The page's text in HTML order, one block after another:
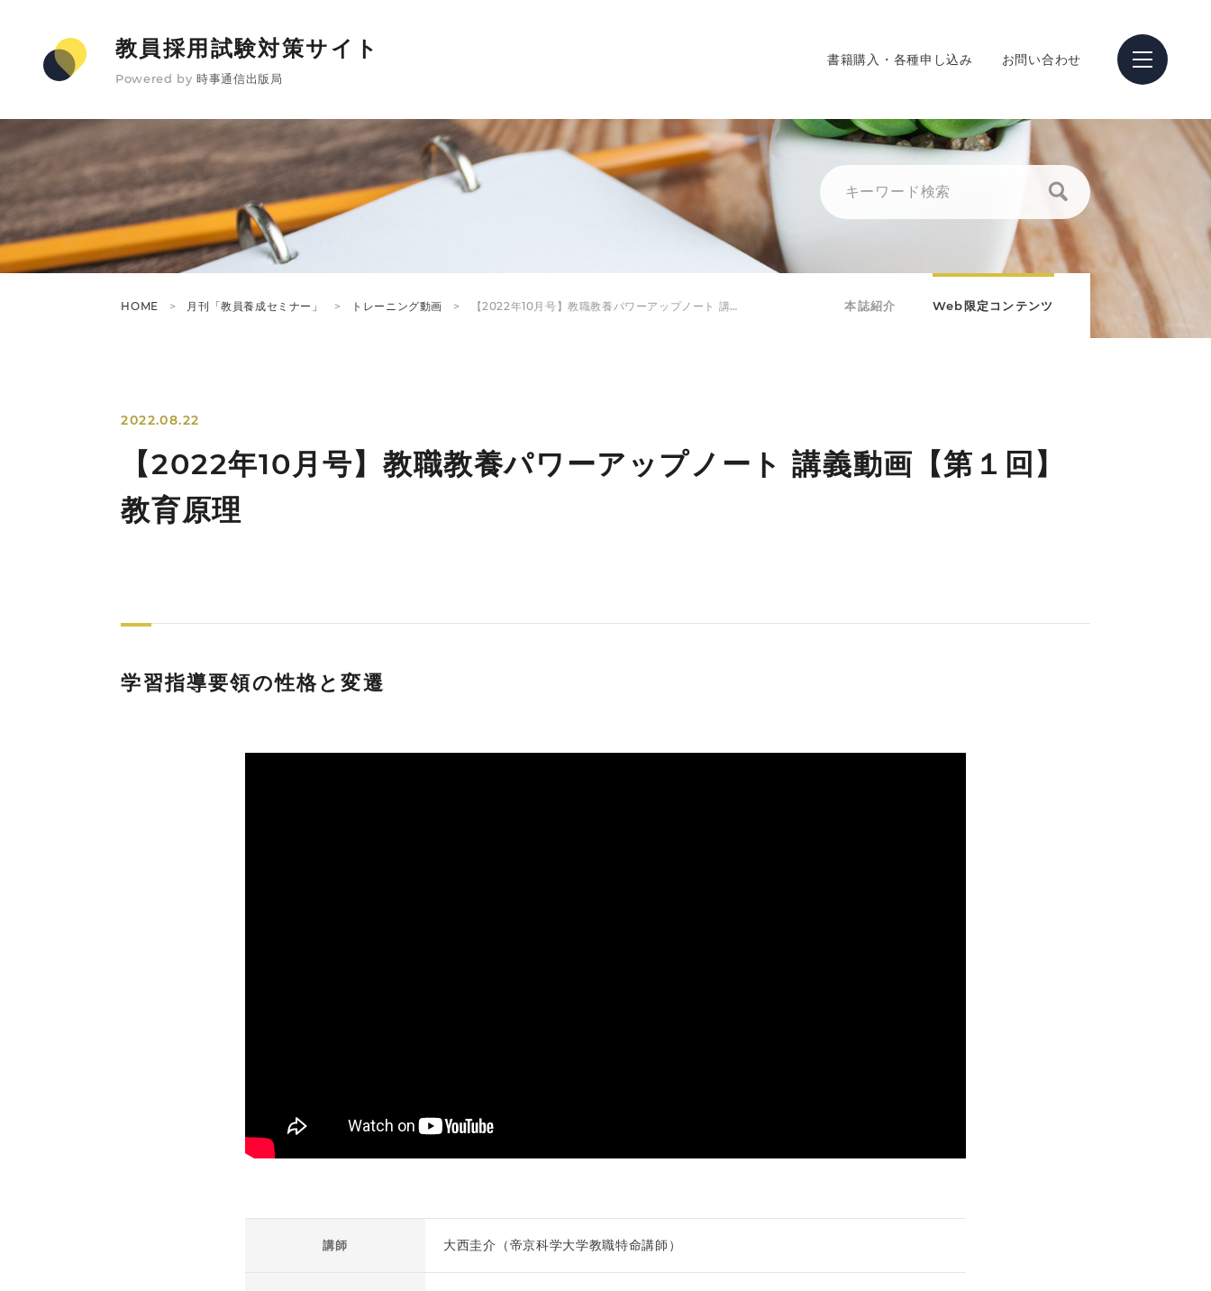
教員採用試験対策サイト
Powered by 時事通信出版局
書籍購入・各種申し込み お問い合わせ
HOME 月刊「教員養成セミナー」 トレーニング動画 【2022年10月号】教職教養パワーアップノート 講… 本誌紹介 Web限定コンテンツ
2022.08.22
【2022年10月号】教職教養パワーアップノート 講義動画【第１回】
教育原理
学習指導要領の性格と変遷
講師 大西圭介（帝京科学大学教職特命講師）